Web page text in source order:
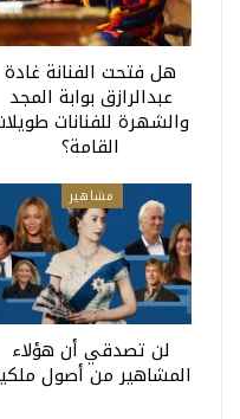
هل فتحت الفنانة غادة
عبدالرازق بوابة المجد
والشهرة للفنانات
القامة؟
مشاهير
لن تصدقي أن هؤلاء
المشاهير من أصول